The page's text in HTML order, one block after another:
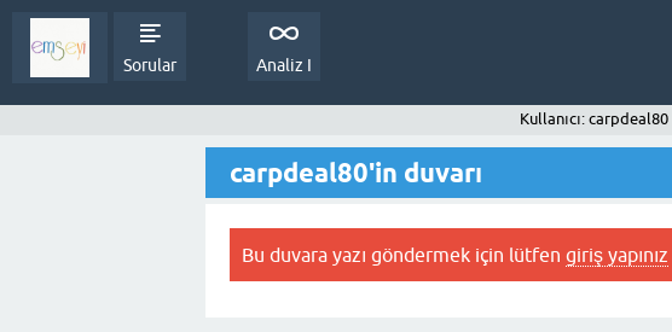
Sorular Analiz I
Kullanıcı: carpdeal80
carpdeal80'in duvarı
Bu duvara yazı göndermek için lütfen giriş yapınız